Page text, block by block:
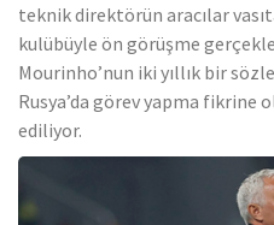
teknik direktörün aracılar
kulübüyle ön görüşme
Mourinho’nun iki yıllık bir
Rusya’da görev yapma fikrine
ediliyor.